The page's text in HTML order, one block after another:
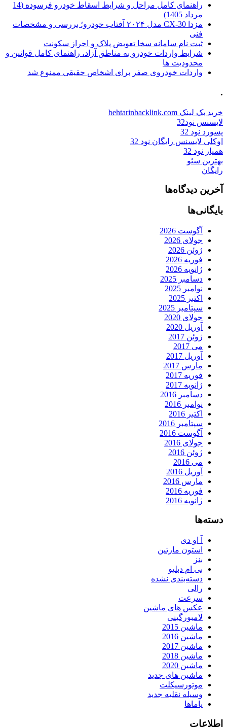
راهنمای کامل مراحل و شرایط اسقاط خودرو فرسوده (14
مرداد 1405)
مزدا CX-30 مدل ۲۰۲۴ آفتاب خودرو؛ بررسی و مشخصات
فنی
ثبت نام سامانه سخا تعویض پلاک و احراز سکونت
شرایط واردات خودرو به مناطق آزاد، راهنمای کامل قوانین و
محدودیت ها
واردات خودروی صفر برای اشخاص حقیقی ممنوع شد
.
خرید بک لینک behtarinbacklink.com
لایسنس نود32
پسورد نود 32
اوکلی لایسنس رایگان نود 32
همیار نود 32
بهترین سئو
رایگان
آخرین دیدگاه‌ها
بایگانی‌ها
آگوست 2026
جولای 2026
ژوئن 2026
فوریه 2026
ژانویه 2026
دسامبر 2025
نوامبر 2025
اکتبر 2025
سپتامبر 2025
جولای 2020
آوریل 2020
ژوئن 2017
می 2017
آوریل 2017
مارس 2017
فوریه 2017
ژانویه 2017
دسامبر 2016
نوامبر 2016
اکتبر 2016
سپتامبر 2016
آگوست 2016
جولای 2016
ژوئن 2016
می 2016
آوریل 2016
مارس 2016
فوریه 2016
ژانویه 2016
دسته‌ها
آ او دی
استون مارتین
بنز
بی ام دبلیو
دسته‌بندی نشده
رالی
سرعت
عکس های ماشین
لامبورگینی
ماشین 2015
ماشین 2016
ماشین 2017
ماشین 2018
ماشین 2020
ماشین های جدید
موتورسیکلت
وسیله نقلیه جدید
یاماها
اطلاعات